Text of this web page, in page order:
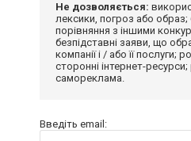
Не дозволяється:
лексики, погроз або
порівняння з іншими
безпідставні заяви, що
компанії і / або її послуги;
сторонні інтернет-
самореклама.
Введіть email: